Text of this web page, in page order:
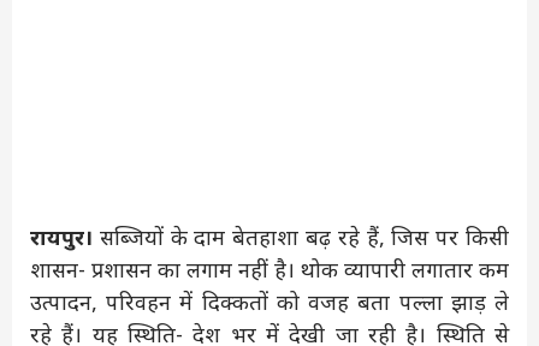
रायपुर। सब्जियों के दाम बेतहाशा बढ़ रहे हैं, जिस पर किसी
शासन- प्रशासन का लगाम नहीं है। थोक व्यापारी लगातार कम
उत्पादन, परिवहन में दिक्कतों को वजह बता पल्ला झाड़ ले
रहे हैं। यह स्थिति- देश भर में देखी जा रही है। स्थिति से